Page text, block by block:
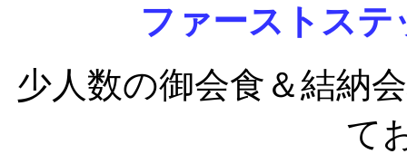
ファーストステ
少人数の御会食＆結納
て